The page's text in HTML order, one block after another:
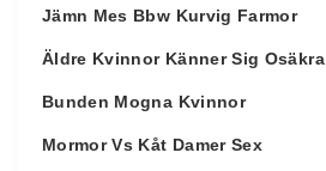
Jämn Mes Bbw Kurvig Farmor
Äldre Kvinnor Känner Sig Osäkra
Bunden Mogna Kvinnor
Mormor Vs Kåt Damer Sex